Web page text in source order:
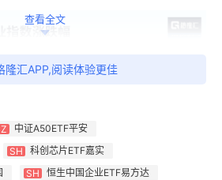
查看全文
隆汇APP,阅读体验更佳
中证A50ETF平安
SH
科创芯片ETF嘉实
SH
恒生中国企业ETF易方达